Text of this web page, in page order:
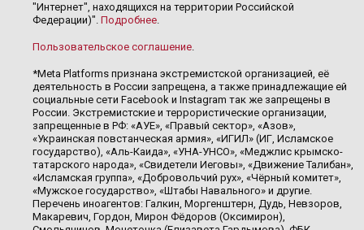
"Интернет", находящихся на территории Российской
Федерации)". Подробнее.
Пользовательское соглашение.
*Meta Platforms признана экстремистской организацией, её
деятельность в России запрещена, а также принадлежащие ей
социальные сети Facebook и Instagram так же запрещены в
России. Экстремистские и террористические организации,
запрещенные в РФ: «АУЕ», «Правый сектор», «Азов»,
«Украинская повстанческая армия», «ИГИЛ» (ИГ, Исламское
государство), «Аль-Каида», «УНА-УНСО», «Меджлис крымско-
татарского народа», «Свидетели Иеговы», «Движение Талибан»,
«Исламская группа», «Добровольчий рух», «Чёрный комитет»,
«Мужское государство», «Штабы Навального» и другие.
Перечень иноагентов: Галкин, Моргенштерн, Дудь, Невзоров,
Макаревич, Гордон, Мирон Фёдоров (Оксимирон),